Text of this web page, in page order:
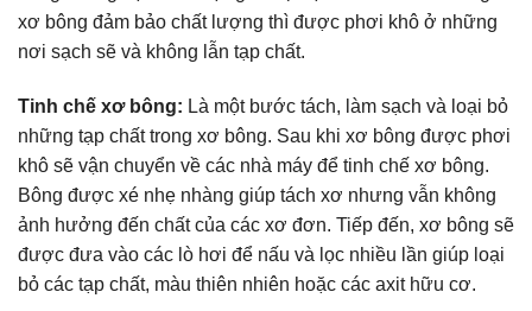
xơ bông đảm bảo chất lượng thì được phơi khô ở những
nơi sạch sẽ và không lẫn tạp chất.
Tinh chế xơ bông: Là một bước tách, làm sạch và loại bỏ
những tạp chất trong xơ bông. Sau khi xơ bông được phơi
khô sẽ vận chuyển về các nhà máy để tinh chế xơ bông.
Bông được xé nhẹ nhàng giúp tách xơ nhưng vẫn không
ảnh hưởng đến chất của các xơ đơn. Tiếp đến, xơ bông sẽ
được đưa vào các lò hơi để nấu và lọc nhiều lần giúp loại
bỏ các tạp chất, màu thiên nhiên hoặc các axit hữu cơ.